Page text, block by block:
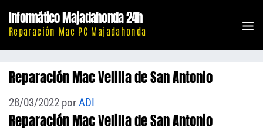
contenido
Informático Majadahonda 24h
Reparación Mac PC Majadahonda
Reparación Mac Velilla de San Antonio
28/03/2022 porADI
Reparación Mac Velilla de San Antonio